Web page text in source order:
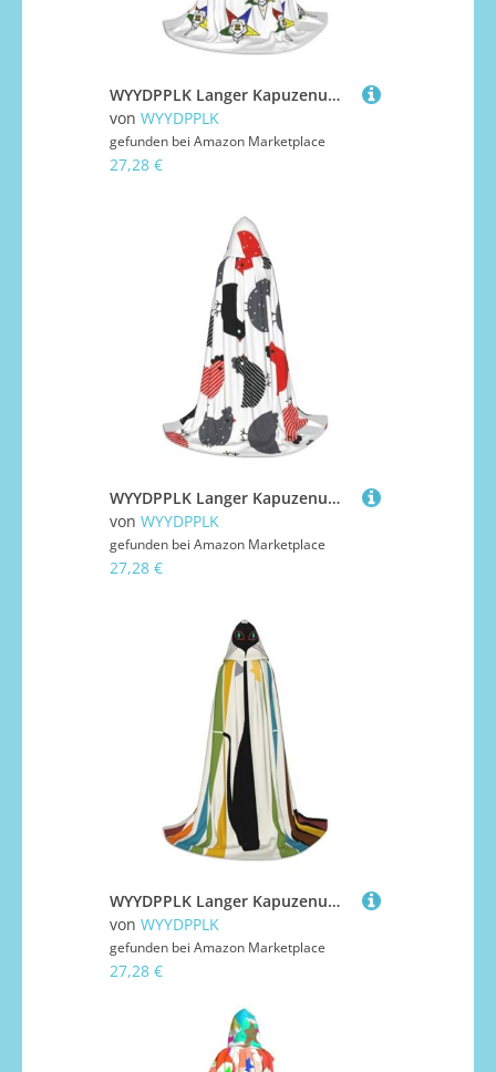
WYYDPPLK Langer Kapuzenumhang für Teenager Sterne Oststerne Druck Cosplay Rolle Party Halloween Kostüme
von WYYDPPLK
gefunden bei Amazon Marketplace
27,28 €
WYYDPPLK Langer Kapuzenumhang für Teenager, kreativer Cartoon-Huhn-Druck, Cosplay, Rollenparty, Halloween-Kostüme
von WYYDPPLK
gefunden bei Amazon Marketplace
27,28 €
WYYDPPLK Langer Kapuzenumhang für Jugendliche, moderne Kunst, Katzendruck, Cosplay, Rollenparty, Halloween-Kostüme
von WYYDPPLK
gefunden bei Amazon Marketplace
27,28 €